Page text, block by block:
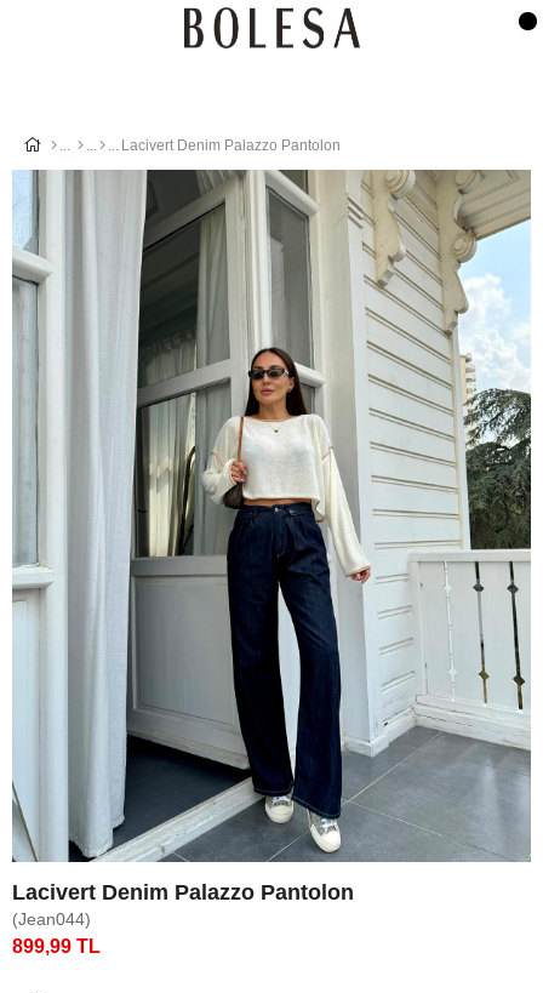
Lacivert Denim Palazzo Pantolon
Lacivert Denim Palazzo Pantolon
(Jean044)
899,99 TL